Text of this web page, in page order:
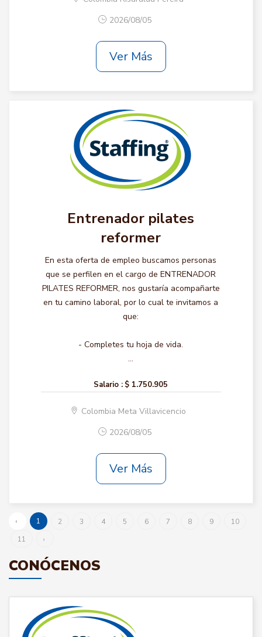
2026/08/05
Ver Más
Entrenador pilates
reformer
En esta oferta de empleo buscamos personas
que se perfilen en el cargo de ENTRENADOR
PILATES REFORMER, nos gustaría acompañarte
en tu camino laboral, por lo cual te invitamos a
que:
- Completes tu hoja de vida.
...
Salario : $ 1.750.905
Colombia Meta Villavicencio
2026/08/05
Ver Más
‹ 1 2 3 4 5 6 7 8 9
10
11
›
CONÓCENOS